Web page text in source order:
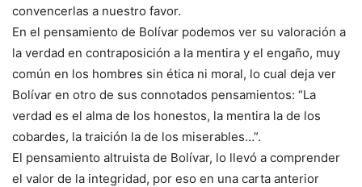
convencerlas a nuestro favor.
En el pensamiento de Bolívar podemos ver su valoración a
la verdad en contraposición a la mentira y el engaño, muy
común en los hombres sin ética ni moral, lo cual deja ver
Bolívar en otro de sus connotados pensamientos: “La
verdad es el alma de los honestos, la mentira la de los
cobardes, la traición la de los miserables…”.
El pensamiento altruista de Bolívar, lo llevó a comprender
el valor de la integridad, por eso en una carta anterior